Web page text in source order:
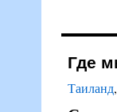
Где
Таиланд